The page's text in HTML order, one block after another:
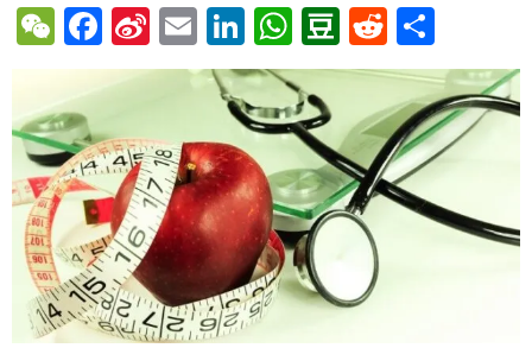
W
e
C
h
at
F
ac
e
b
o
o
k
Si
n
W
ei
b
o
E
m
ail
Li
n
k
e
dI
n
W
h
at
s
A
p
p
D
o
b
a
n
R
e
d
di
t
h
ar
e